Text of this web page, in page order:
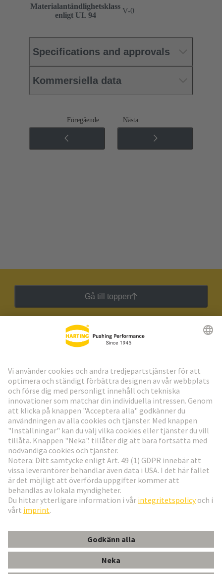
Materialantändlighetsklass
enligt UL 94
V-0
Specifications and approvals
Kommersiella data
Föregående Nästa
Gå till toppen
HARTING:s nyhetsbrev
Gå till registrering
Social Media
Sverige
© Teknologi-koncernen HARTING
ImprintIntegritetspolicy